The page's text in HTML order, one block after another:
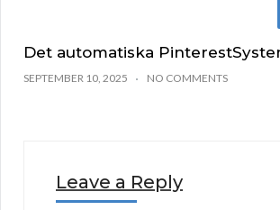
Det automatiska
SEPTEMBER 10, 2025 NO COMMENTS
Leave a Reply